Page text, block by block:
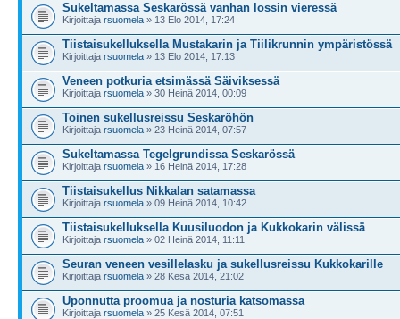
Sukeltamassa Seskarössä vanhan lossin vieressä
Kirjoittaja rsuomela » 13 Elo 2014, 17:24
Tiistaisukelluksella Mustakarin ja Tiilikrunnin ympäristössä
Kirjoittaja rsuomela » 13 Elo 2014, 17:13
Veneen potkuria etsimässä Säiviksessä
Kirjoittaja rsuomela » 30 Heinä 2014, 00:09
Toinen sukellusreissu Seskaröhön
Kirjoittaja rsuomela » 23 Heinä 2014, 07:57
Sukeltamassa Tegelgrundissa Seskarössä
Kirjoittaja rsuomela » 16 Heinä 2014, 17:28
Tiistaisukellus Nikkalan satamassa
Kirjoittaja rsuomela » 09 Heinä 2014, 10:42
Tiistaisukelluksella Kuusiluodon ja Kukkokarin välissä
Kirjoittaja rsuomela » 02 Heinä 2014, 11:11
Seuran veneen vesillelasku ja sukellusreissu Kukkokarille
Kirjoittaja rsuomela » 28 Kesä 2014, 21:02
Uponnutta proomua ja nosturia katsomassa
Kirjoittaja rsuomela » 25 Kesä 2014, 07:51